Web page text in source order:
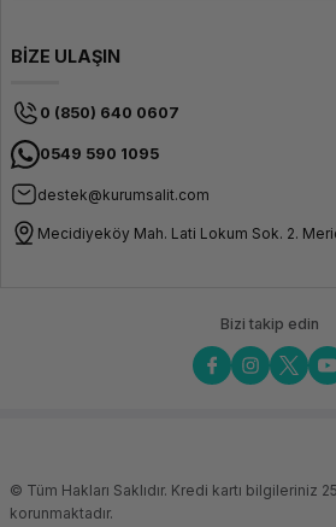
BİZE ULAŞIN
0 (850) 640 0607
0549 590 1095
destek@kurumsalit.com
Mecidiyeköy Mah. Lati Lokum Sok. 2.
Bizi takip edin
© Tüm Hakları Saklıdır. Kredi kartı bilgileriniz
korunmaktadır.